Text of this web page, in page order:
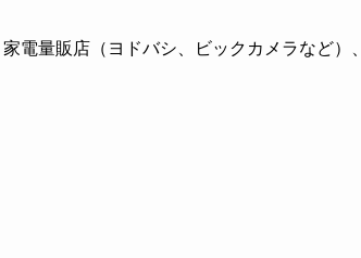
電量販店（ヨドバシ、ビックカメラなど）、